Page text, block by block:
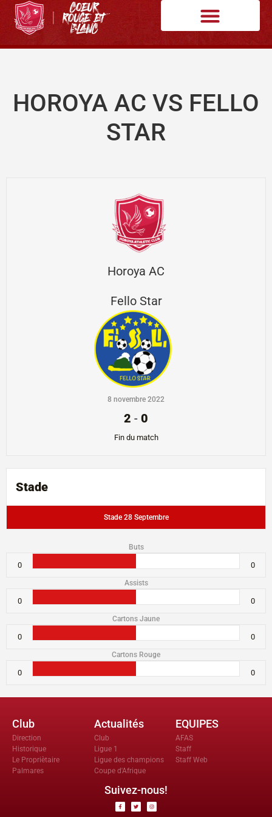
HOROYA AC VS FELLO
STAR
Horoya AC
Fello Star
8 novembre 2022
2 - 0
Fin du match
Stade
Stade 28 Septembre
Buts
0 0
Assists
0 0
Cartons Jaune
0 0
Cartons Rouge
0 0
Club
Direction
Historique
Le Propriètaire
Palmares
Actualités
Club
Ligue 1
Ligue des champions
Coupe d'Afrique
EQUIPES
AFAS
Staff
Staff Web
Suivez-nous!